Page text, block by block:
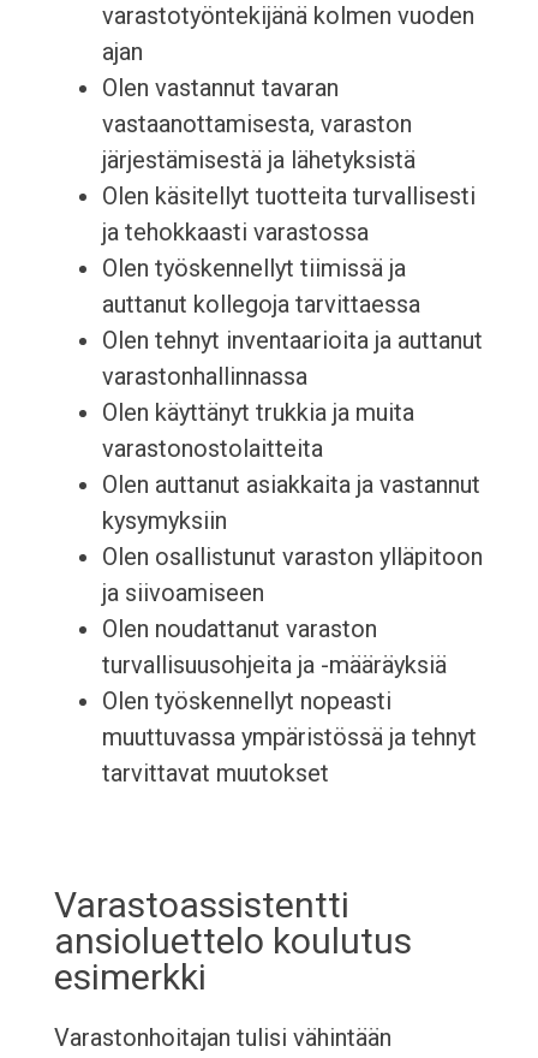
varastotyöntekijänä kolmen vuoden
ajan
Olen vastannut tavaran
vastaanottamisesta, varaston
järjestämisestä ja lähetyksistä
Olen käsitellyt tuotteita turvallisesti
ja tehokkaasti varastossa
Olen työskennellyt tiimissä ja
auttanut kollegoja tarvittaessa
Olen tehnyt inventaarioita ja auttanut
varastonhallinnassa
Olen käyttänyt trukkia ja muita
varastonostolaitteita
Olen auttanut asiakkaita ja vastannut
kysymyksiin
Olen osallistunut varaston ylläpitoon
ja siivoamiseen
Olen noudattanut varaston
turvallisuusohjeita ja -määräyksiä
Olen työskennellyt nopeasti
muuttuvassa ympäristössä ja tehnyt
tarvittavat muutokset
Varastoassistentti
ansioluettelo koulutus
esimerkki
Varastonhoitajan tulisi vähintään